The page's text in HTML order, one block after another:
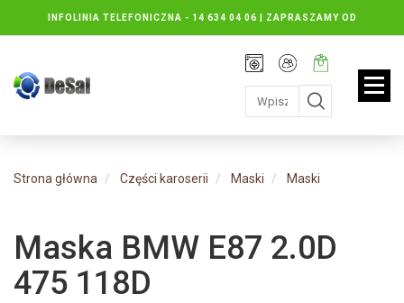
INFOLINIA TELEFONICZNA - 14 634 04 06 | ZAPRASZAMY OD
PONIEDZIAŁKU DO PIĄTKU : 8.30 DO 16.30, SOBOTY: 8.30 DO 13.00
Rejestracja
Moje
konto
Twój
koszyk:
jest
pusty
Strona główna Części karoserii Maski Maski
Maska BMW E87 2.0D
475 118D